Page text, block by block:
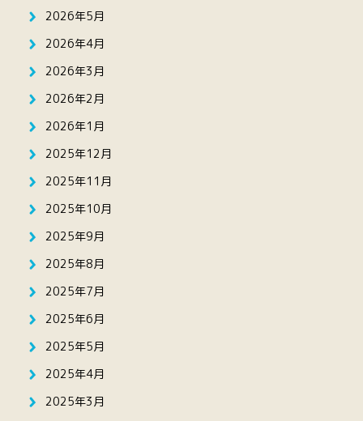
2026年5月
2026年4月
2026年3月
2026年2月
2026年1月
2025年12月
2025年11月
2025年10月
2025年9月
2025年8月
2025年7月
2025年6月
2025年5月
2025年4月
2025年3月